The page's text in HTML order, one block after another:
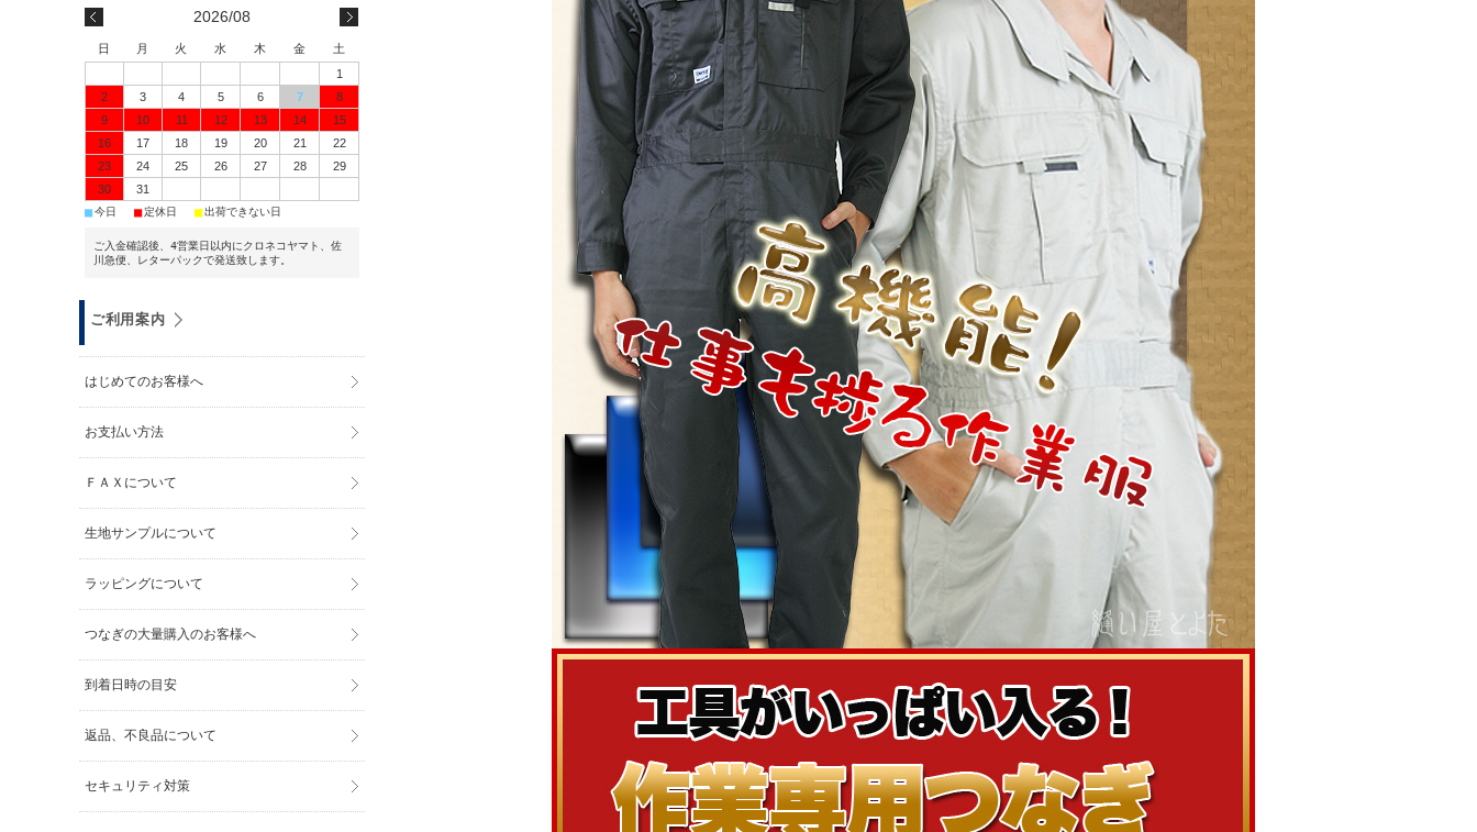
2026/08
日 月 火 水 木 金
土
1
2
3 4 5 6 7
8
9
10 11 12 13 14
15
16
17 18 19 20 21
22
23
24 25 26 27 28
29
30
31
■今日 ■定休日 ■出荷できない日
ご入金確認後、4営業日以内にクロネコヤマト、佐
川急便、レターパックで発送致します。
ご利用案内
はじめてのお客様へ
お支払い方法
ＦＡＸについて
生地サンプルについて
ラッピングについて
つなぎの大量購入のお客様へ
到着日時の目安
返品、不良品について
セキュリティ対策